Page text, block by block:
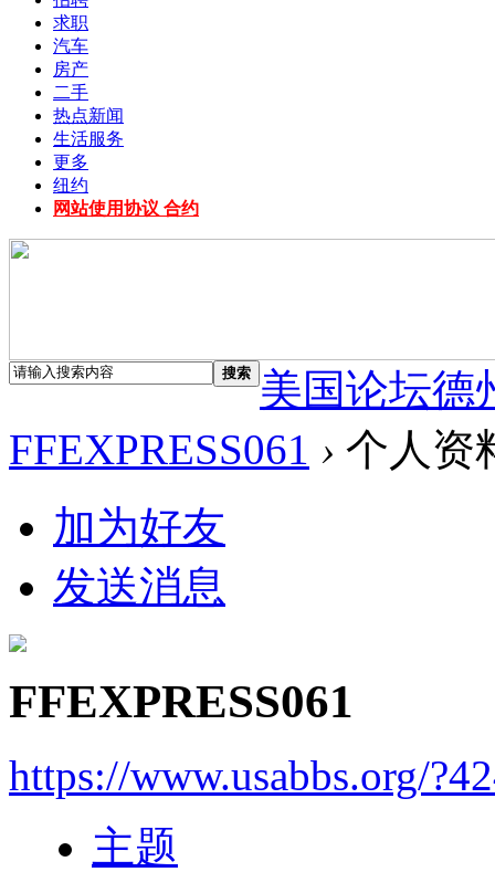
求职
汽车
房产
二手
热点新闻
生活服务
更多
纽约
网站使用协议 合约
搜索
美国论坛德
FFEXPRESS061 › 个人资
加为好友
发送消息
FFEXPRESS061
https://www.usabbs.org/
主题